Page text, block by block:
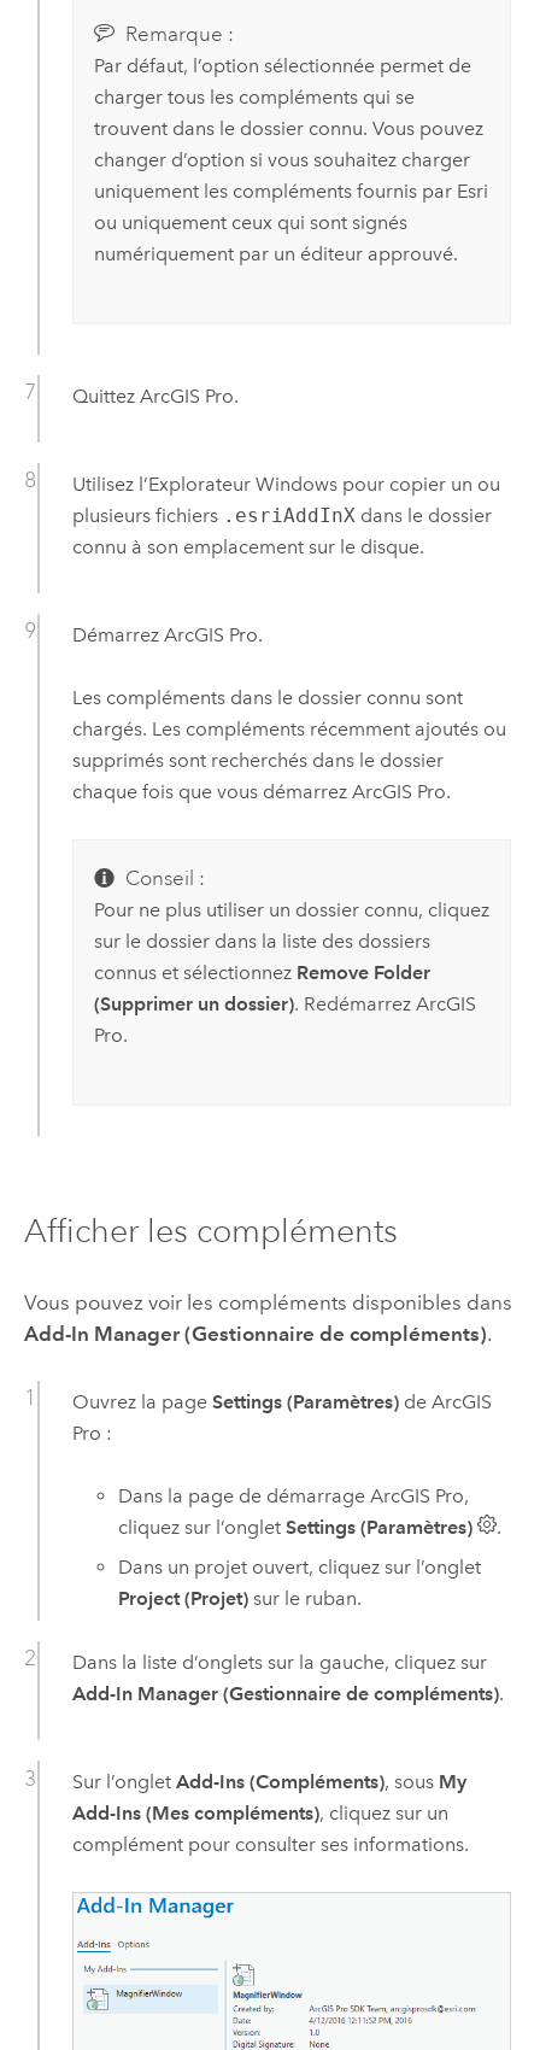
Remarque :
Par défaut, l’option sélectionnée permet de
charger tous les compléments qui se
trouvent dans le dossier connu. Vous pouvez
changer d’option si vous souhaitez charger
uniquement les compléments fournis par Esri
ou uniquement ceux qui sont signés
numériquement par un éditeur approuvé.
Quittez ArcGIS Pro.
Utilisez l’Explorateur Windowspour copier un ou
plusieurs fichiers .esriAddInX dans le dossier
connu à son emplacement sur le disque.
Démarrez ArcGIS Pro.
Les compléments dans le dossier connu sont
chargés. Les compléments récemment ajoutés ou
supprimés sont recherchés dans le dossier
chaque fois que vous démarrez ArcGIS Pro.
Conseil :
Pour ne plus utiliser un dossier connu, cliquez
sur le dossier dans la liste des dossiers
connus et sélectionnez Remove Folder
(Supprimer un dossier). Redémarrez ArcGIS
Pro.
Afficher les compléments
Vous pouvez voir les compléments disponibles dans
Add-In Manager (Gestionnaire de compléments).
Ouvrez la page Settings (Paramètres)de ArcGIS
Pro :
Dans la page de démarrageArcGIS Pro,
cliquez sur l’ongletSettings (Paramètres)
.
Dans un projet ouvert, cliquez sur l’onglet
Project (Projet) sur le ruban.
Dans la liste d’onglets sur la gauche, cliquez sur
Add-In Manager (Gestionnaire de compléments).
Sur l’onglet Add-Ins (Compléments), sous My
Add-Ins (Mes compléments), cliquez sur un
complément pour consulter ses informations.